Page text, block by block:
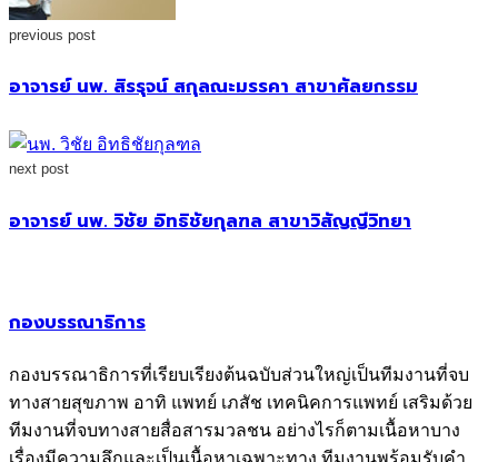
previous post
อาจารย์ นพ. สิรรุจน์ สกุลณะมรรคา สาขาศัลยกรรม
next post
อาจารย์ นพ. วิชัย อิทธิชัยกุลฑล สาขาวิสัญญีวิทยา
กองบรรณาธิการ
กองบรรณาธิการที่เรียบเรียงต้นฉบับส่วนใหญ่เป็นทีมงานที่จบ
ทางสายสุขภาพ อาทิ แพทย์ เภสัช เทคนิคการแพทย์ เสริมด้วย
ทีมงานที่จบทางสายสื่อสารมวลชน อย่างไรก็ตามเนื้อหาบาง
เรื่องมีความลึกและเป็นเนื้อหาเฉพาะทาง ทีมงานพร้อมรับคำ